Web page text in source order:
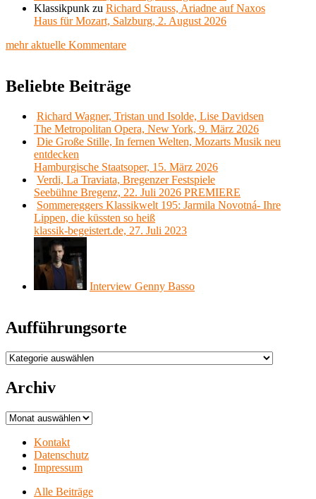
Klassikpunk zu Richard Strauss, Ariadne auf Naxos
Haus für Mozart, Salzburg, 2. August 2026
mehr aktuelle Kommentare
Beliebte Beiträge
Richard Wagner, Tristan und Isolde, Lise Davidsen
The Metropolitan Opera, New York, 9. März 2026
Die Große Stille, In fernen Welten, Mozarts Musik neu
entdecken
Hamburgische Staatsoper, 15. März 2026
Verdi, La Traviata, Bregenzer Festspiele
Seebühne Bregenz, 22. Juli 2026 PREMIERE
Sommereggers Klassikwelt 195: Jarmila Novotná- Ihre
Lippen, die küssten so heiß
klassik-begeistert.de, 27. Juli 2023
Interview Genny Basso
Aufführungsorte
Aufführungsorte
Archiv
Archiv
Kontakt
Datenschutz
Impressum
Alle Beiträge